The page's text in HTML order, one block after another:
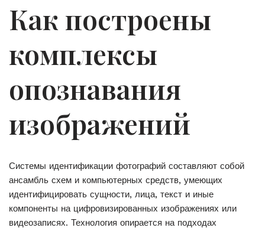
Как построены
комплексы
опознавания
изображений
Системы идентификации фотографий составляют собой
ансамбль схем и компьютерных средств, умеющих
идентифицировать сущности, лица, текст и иные
компоненты на цифровизированных изображениях или
видеозаписях. Технология опирается на подходах